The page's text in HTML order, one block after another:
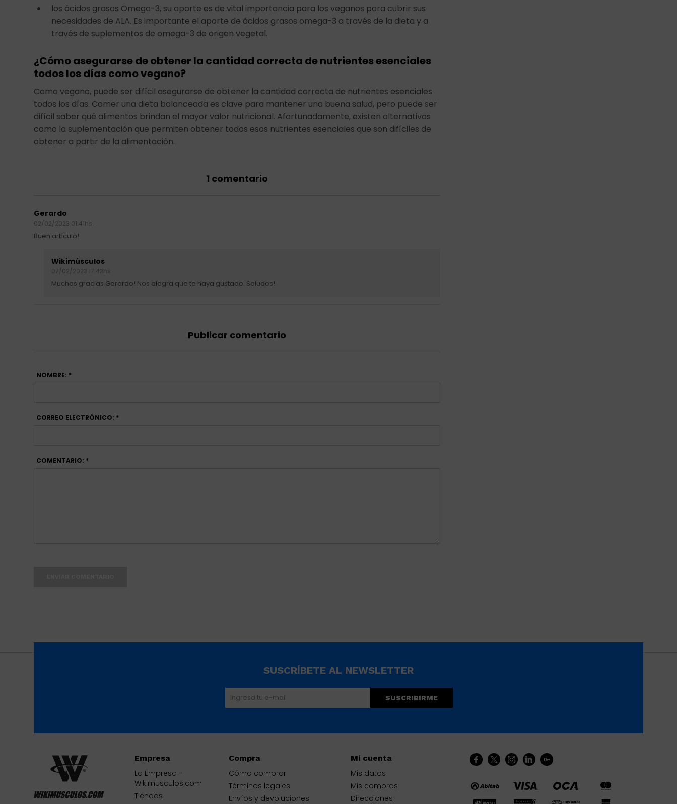
los ácidos grasos Omega-3, su aporte es de vital importancia para los veganos para cubrir sus
necesidades de ALA. Es importante el aporte de ácidos grasos omega-3 a través de la dieta y a
través de suplementos de omega-3 de origen vegetal.
¿Cómo asegurarse de obtener la cantidad correcta de nutrientes esenciales
todos los días como vegano?
Como vegano, puede ser difícil asegurarse de obtener la cantidad correcta de nutrientes esenciales
todos los días. Comer una dieta balanceada es clave para mantener una buena salud, pero puede ser
difícil saber qué alimentos brindan el mayor valor nutricional. Afortunadamente, existen alternativas
como la suplementación que permiten obtener todos esos nutrientes esenciales que son difíciles de
obtener a partir de la alimentación.
1 comentario
Gerardo
02/02/2023 01:41hs.
Buen artículo!
Wikimúsculos
07/02/2023 17:43hs
Muchas gracias Gerardo! Nos alegra que te haya gustado. Saludos!
Publicar comentario
NOMBRE: *
CORREO ELECTRÓNICO: *
COMENTARIO: *
    
Empresa
La Empresa -
Wikimusculos.com
Tiendas
Compra
Cómo comprar
Términos legales
Envíos y devoluciones
Mi cuenta
Mis datos
Mis compras
Direcciones
SUSCRÍBETE AL NEWSLETTER
SUSCRIBIRME